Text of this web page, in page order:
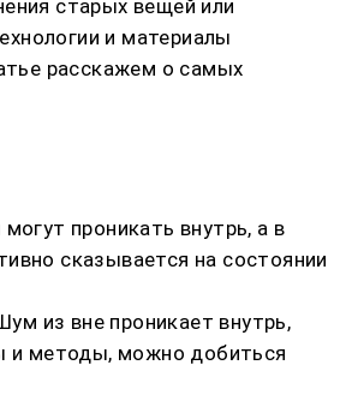
старых вещей или
и материалы
расскажем о самых
проникать внутрь, а в
сказывается на состоянии
из вне проникает внутрь,
и методы, можно добиться